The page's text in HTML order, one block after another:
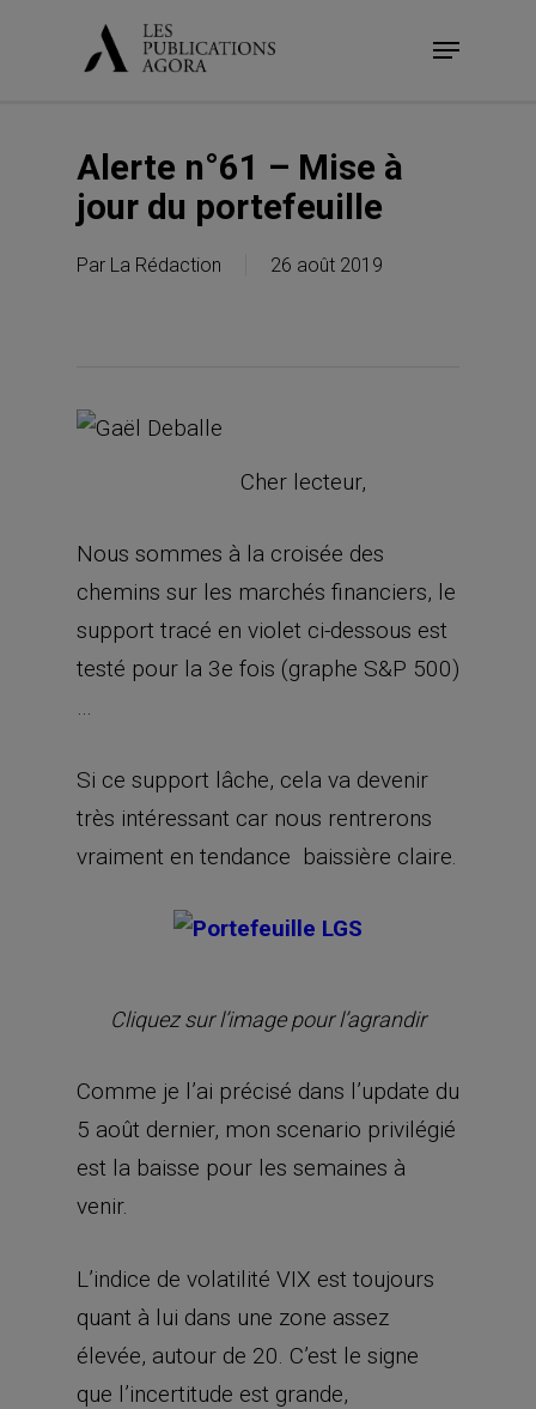
Menu
Alerte n°61 – Mise à
jour du portefeuille
Par La Rédaction 26 août 2019
Cher lecteur,
Nous sommes à la croisée des
chemins sur les marchés financiers, le
support tracé en violet ci-dessous est
testé pour la 3e fois (graphe S&P 500)
…
Si ce support lâche, cela va devenir
très intéressant car nous rentrerons
vraiment en tendance baissière claire.
Cliquez sur l’image pour l’agrandir
Comme je l’ai précisé dans l’update du
5 août dernier, mon scenario privilégié
est la baisse pour les semaines à
venir.
L’indice de volatilité VIX est toujours
quant à lui dans une zone assez
élevée, autour de 20. C’est le signe
que l’incertitude est grande,